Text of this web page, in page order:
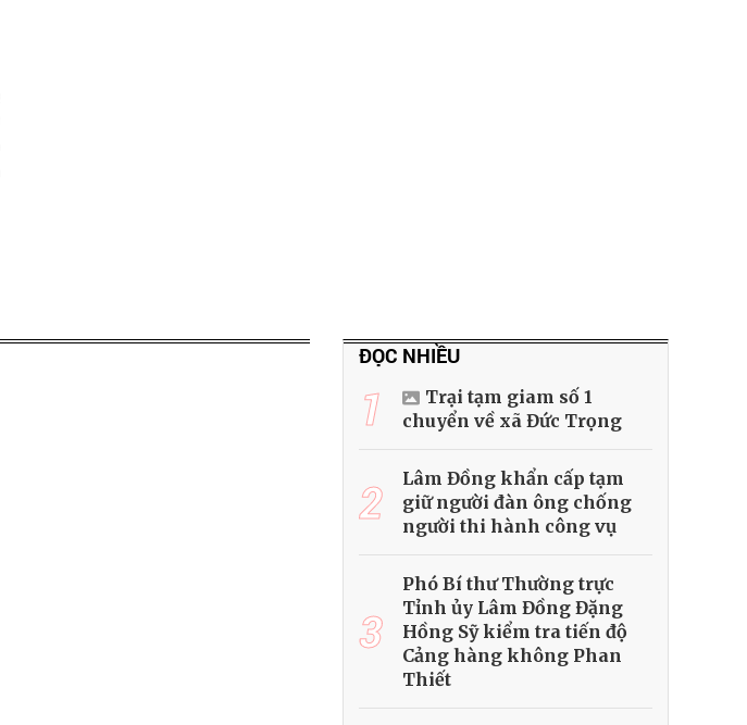
ĐỌC NHIỀU
1
Trại tạm giam số 1
chuyển về xã Đức Trọng
2
Lâm Đồng khẩn cấp tạm
giữ người đàn ông chống
người thi hành công vụ
3
Phó Bí thư Thường trực
Tỉnh ủy Lâm Đồng Đặng
Hồng Sỹ kiểm tra tiến độ
Cảng hàng không Phan
Thiết